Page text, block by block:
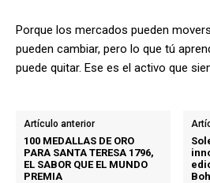
Porque los mercados pueden
pueden cambiar, pero lo que tú
puede quitar. Ese es el activo que
Artículo anterior
100 MEDALLAS DE ORO
PARA SANTA TERESA 1796,
EL SABOR QUE EL MUNDO
PREMIA